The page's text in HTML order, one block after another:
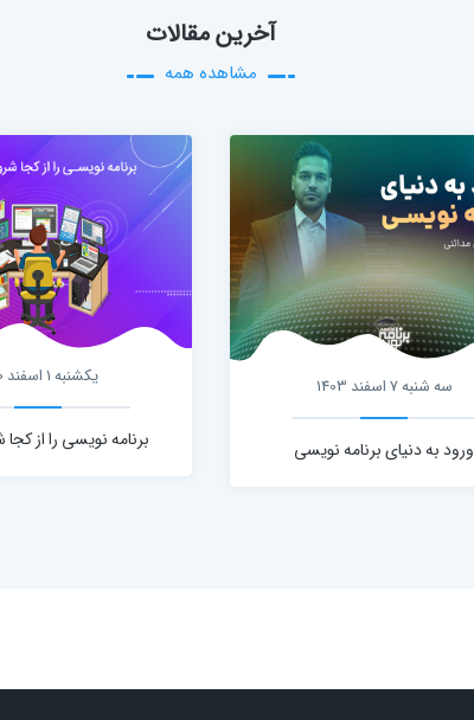
آخرین مقالات
مشاهده همه
سه شنبه 7 اسفند 1403
ورود به دنیای برنامه نویسی
یکشنبه 1 اسفند 1400
برنامه نویسی را از